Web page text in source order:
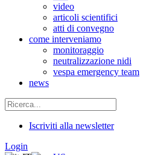
video
articoli scientifici
atti di convegno
come interveniamo
monitoraggio
neutralizzazione nidi
vespa emergency team
news
Iscriviti alla newsletter
Login